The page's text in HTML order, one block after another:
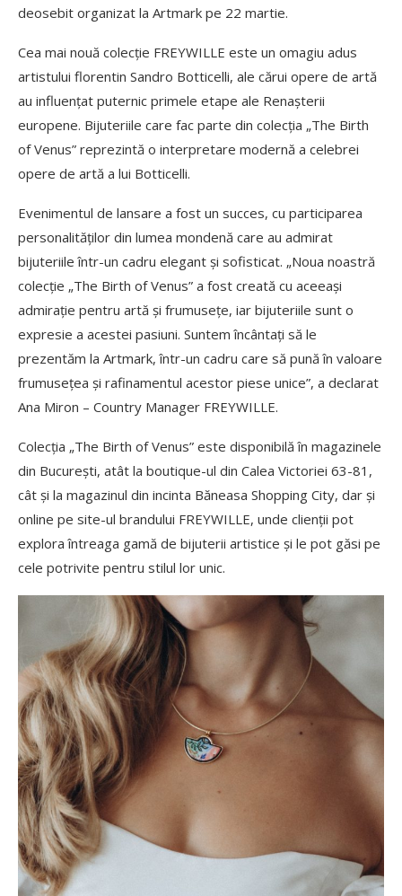
deosebit organizat la Artmark pe 22 martie.
Cea mai nouă colecție FREYWILLE este un omagiu adus
artistului florentin Sandro Botticelli, ale cărui opere de artă
au influențat puternic primele etape ale Renașterii
europene. Bijuteriile care fac parte din colecția „The Birth
of Venus” reprezintă o interpretare modernă a celebrei
opere de artă a lui Botticelli.
Evenimentul de lansare a fost un succes, cu participarea
personalităților din lumea mondenă care au admirat
bijuteriile într-un cadru elegant și sofisticat. „Noua noastră
colecție „The Birth of Venus” a fost creată cu aceeași
admirație pentru artă și frumusețe, iar bijuteriile sunt o
expresie a acestei pasiuni. Suntem încântați să le
prezentăm la Artmark, într-un cadru care să pună în valoare
frumusețea și rafinamentul acestor piese unice”, a declarat
Ana Miron – Country Manager FREYWILLE.
Colecția „The Birth of Venus” este disponibilă în magazinele
din București, atât la boutique-ul din Calea Victoriei 63-81,
cât și la magazinul din incinta Băneasa Shopping City, dar și
online pe site-ul brandului FREYWILLE, unde clienții pot
explora întreaga gamă de bijuterii artistice și le pot găsi pe
cele potrivite pentru stilul lor unic.